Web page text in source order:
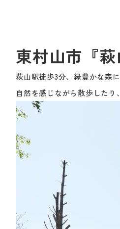
東村山市『
萩山駅徒歩3分、緑豊かな森
自然を感じながら散歩した